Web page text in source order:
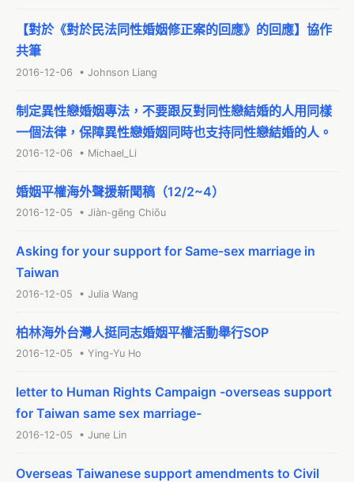
【對於《對於民法同性婚姻修正案的回應》的回應】協作
共筆
2016-12-06 • Johnson Liang
制定異性戀婚姻專法，不要跟反對同性戀結婚的人用同樣
一個法律，保障異性戀婚姻同時也支持同性戀結婚的人。
2016-12-06 • Michael_Li
婚姻平權海外聲援新聞稿（12/2~4）
2016-12-05 • Jiàn-gēng Chiōu
Asking for your support for Same-sex marriage in
Taiwan
2016-12-05 • Julia Wang
柏林海外台灣人挺同志婚姻平權活動舉行SOP
2016-12-05 • Ying-Yu Ho
letter to Human Rights Campaign -overseas support
for Taiwan same sex marriage-
2016-12-05 • June Lin
Overseas Taiwanese support amendments to Civil